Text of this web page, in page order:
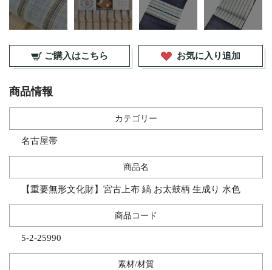
ご購入はこちら お気に入り追加
商品情報
カテゴリー
名古屋帯
商品名
【重要無形文化財】宮古上布 縞 お太鼓柄 生成り 水色
商品コード
5-2-25990
素材/材質